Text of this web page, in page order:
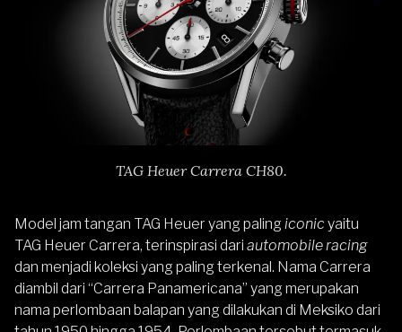
TAG Heuer Carrera CH80.
Model jam tangan TAG Heuer yang paling iconic yaitu
TAG Heuer Carrera, terinspirasi dari automobile racing
dan menjadi koleksi yang paling terkenal. Nama Carrera
diambil dari “Carrera Panamericana” yang merupakan
nama perlombaan balapan yang dilakukan di Meksiko dari